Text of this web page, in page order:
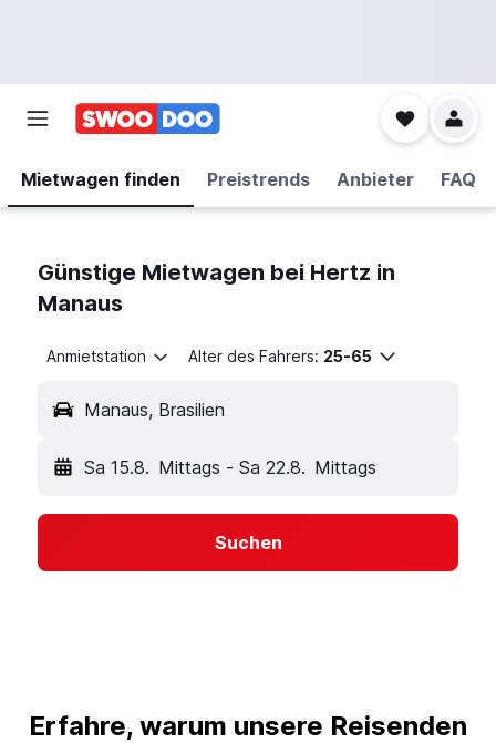
Mietwagen finden Preistrends Anbieter FAQ
Günstige Mietwagen bei Hertz in
Manaus
Anmietstation Alter des Fahrers: 25-65
Manaus, Brasilien
Sa 15.8. Mittags - Sa 22.8. Mittags
Suchen
Erfahre, warum unsere Reisenden